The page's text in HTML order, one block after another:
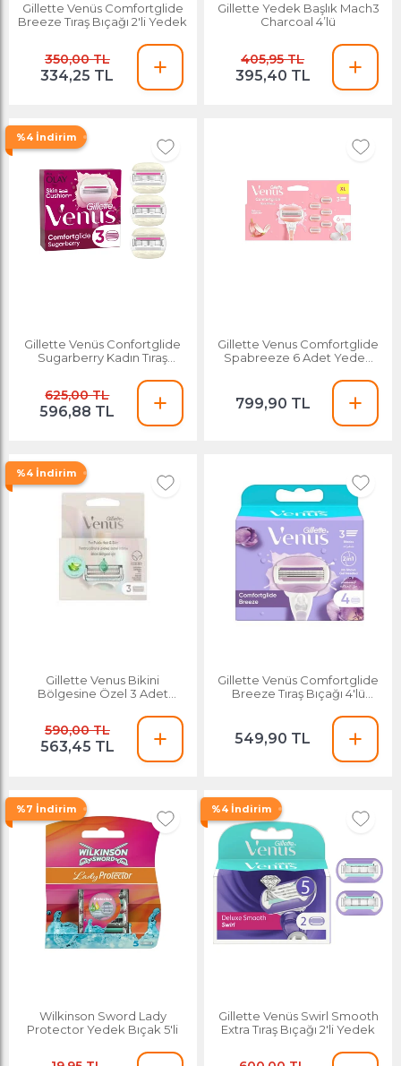
Gillette Venüs Comfortglide
Breeze Tıraş Bıçağı 2'li Yedek
350,00 TL
334,25 TL
Gillette Yedek Başlık Mach3
Charcoal 4’lü
405,95 TL
395,40 TL
%4 İndirim
Gillette Venüs Confortglide
Sugarberry Kadın Tıraş
625,00 TL
596,88 TL
Gillette Venus Comfortglide
Spabreeze 6 Adet Yedek
799,90 TL
%4 İndirim
Gillette Venus Bikini
Bölgesine Özel 3 Adet
590,00 TL
563,45 TL
Gillette Venüs Comfortglide
Breeze Tıraş Bıçağı 4'lü
549,90 TL
%7 İndirim
Wilkinson Sword Lady
Protector Yedek Bıçak 5'li
%4 İndirim
Gillette Venüs Swirl Smooth
Extra Tıraş Bıçağı 2'li Yedek